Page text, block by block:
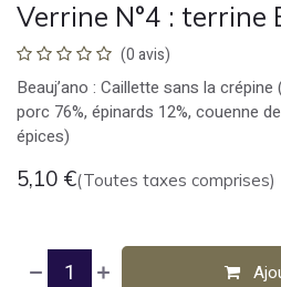
Verrine N°4 : terrine
(0 avis)
Beauj’ano : Caillette sans la
porc 76%, épinards 12%, couenne
épices)
5,10 €(Toutes taxes comprises)